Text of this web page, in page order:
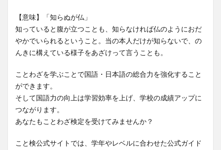
【意味】「知らぬが仏」
知っていると腹が立つことも、知らなければ仏のようにおだ
やかでいられるということ。当の本人だけが知らないで、の
んきに構えている様子をあざけって言うことも。
ことわざを学ぶことで国語・日本語の総合力を強化すること
ができます。
そして国語力の向上は学習効率を上げ、学校の成績アップに
つながります。
あなたもことわざ検定を受けてみませんか？
こと検公式サイトでは、学年やレベルに合わせた公式ガイド